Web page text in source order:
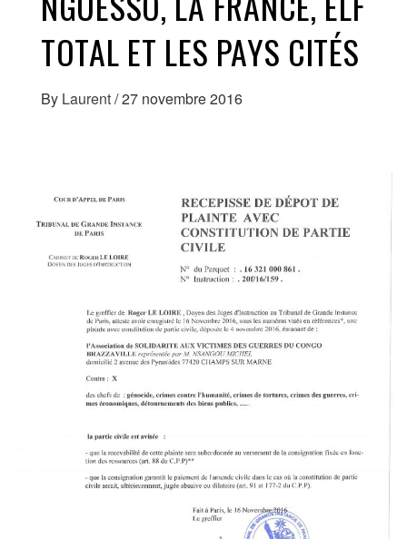
TOTAL ET LES PAYS CITÉS
By Laurent/27 novembre 2016